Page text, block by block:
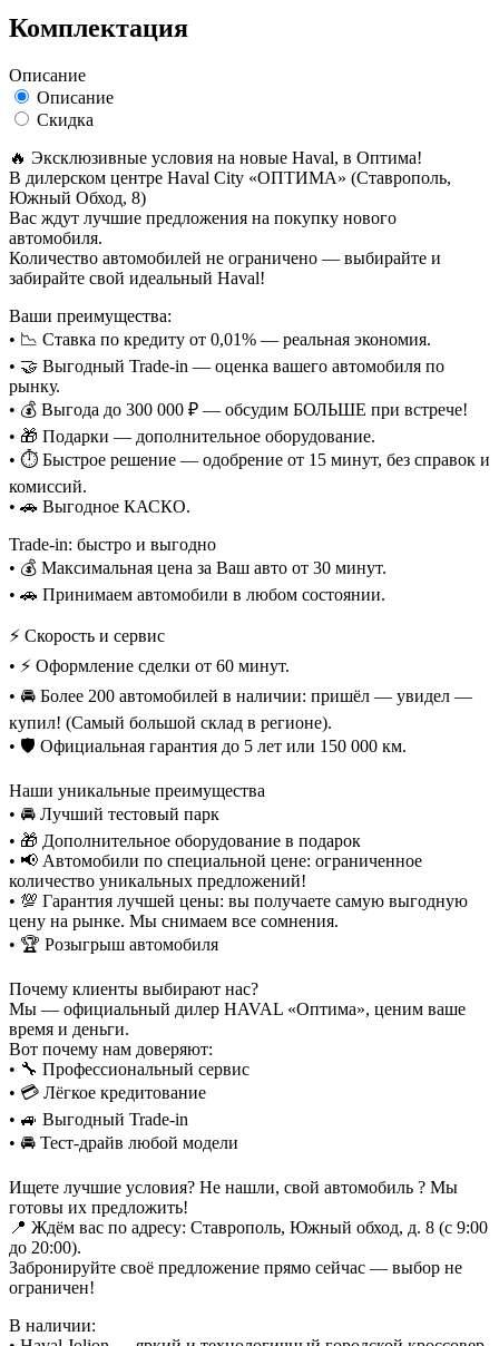
Комплектация
Описание
Описание
Скидка
🔥 Эксклюзивные условия на новые Haval, в Oптима!
В дилерском центре Haval City «ОПТИМА» (Ставрополь,
Южный Обход, 8)
Вас ждут лучшие предложения на покупку нового
автомобиля.
Количество автомобилей не ограничено — выбирайте и
забирайте свой идеальный Haval!
Ваши преимущества:
• 📉 Ставка по кредиту от 0,01% — реальная экономия.
• 🤝 Выгодный Trade-in — оценка вашего автомобиля по
рынку.
• 💰 Выгода до 300 000 ₽ — обсудим БОЛЬШЕ при встрече!
• 🎁 Подарки — дополнительное оборудование.
• ⏱️ Быстрое решение — одобрение от 15 минут, без справок и
комиссий.
• 🚗 Выгодное КАСКО.
Trade-in: быстро и выгодно
• 💰 Максимальная цена за Ваш авто от 30 минут.
• 🚗 Принимаем автомобили в любом состоянии.
⚡ Скорость и сервис
• ⚡ Оформление сделки от 60 минут.
• 🚘 Более 200 автомобилей в наличии: пришёл — увидел —
купил! (Самый большой склад в регионе).
• 🛡️ Официальная гарантия до 5 лет или 150 000 км.
Наши уникальные преимущества
• 🚘 Лучший тестовый парк
• 🎁 Дополнительное оборудование в подарок
• 📢 Автомобили по специальной цене: ограниченное
количество уникальных предложений!
• 💯 Гарантия лучшей цены: вы получаете самую выгодную
цену на рынке. Мы снимаем все сомнения.
• 🏆 Розыгрыш автомобиля
Почему клиенты выбирают нас?
Мы — официальный дилер HAVAL «Оптима», ценим ваше
время и деньги.
Вот почему нам доверяют:
• 🔧 Профессиональный сервис
• 💳 Лёгкое кредитование
• 🚙 Выгодный Trade-in
• 🚘 Тест-драйв любой модели
Ищете лучшие условия? Не нашли, свой автомобиль ? Мы
готовы их предложить!
📍 Ждём вас по адресу: Ставрополь, Южный обход, д. 8 (с 9:00
до 20:00).
Забронируйте своё предложение прямо сейчас — выбор не
ограничен!
В наличии: